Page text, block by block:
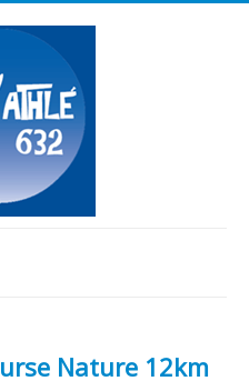
NordicA'632
Nature 12km